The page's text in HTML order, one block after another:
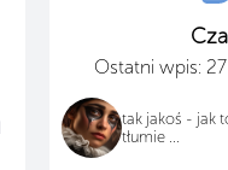
Ostatni wpis:
tak jakoś - jak
tłumie ...